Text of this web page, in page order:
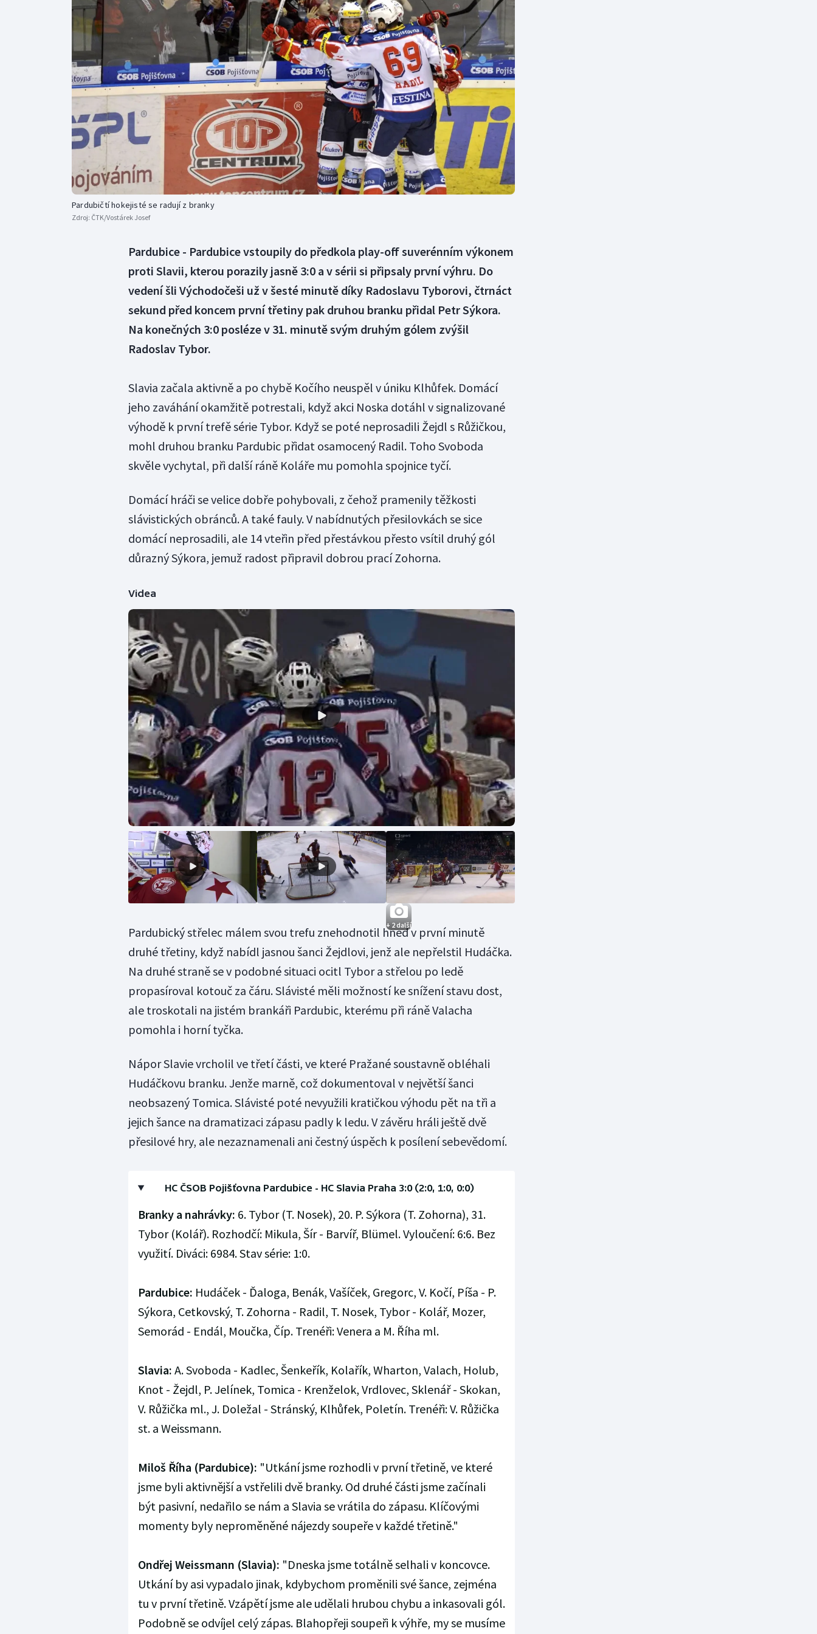
Curling
Dostihy
Florbal
Futsal
Golf
Gymnastika
Moderní pětiboj
Motorsport
Olympijské hry
Parasport
Plavání
Plážový volejbal
Triatlon
Veslování
Vodní slalom
Volejbal
Ostatní
Pardubičtí hokejisté se radují z branky
Zdroj: ČTK/Vostárek Josef
Pardubice - Pardubice vstoupily do předkola play-off suverénním výkonem
proti Slavii, kterou porazily jasně 3:0 a v sérii si připsaly první výhru. Do
vedení šli Východočeši už v šesté minutě díky Radoslavu Tyborovi, čtrnáct
sekund před koncem první třetiny pak druhou branku přidal Petr Sýkora.
Na konečných 3:0 posléze v 31. minutě svým druhým gólem zvýšil
Radoslav Tybor.
Slavia začala aktivně a po chybě Kočího neuspěl v úniku Klhůfek. Domácí
jeho zaváhání okamžitě potrestali, když akci Noska dotáhl v signalizované
výhodě k první trefě série Tybor. Když se poté neprosadili Žejdl s Růžičkou,
mohl druhou branku Pardubic přidat osamocený Radil. Toho Svoboda
skvěle vychytal, při další ráně Koláře mu pomohla spojnice tyčí.
Domácí hráči se velice dobře pohybovali, z čehož pramenily těžkosti
slávistických obránců. A také fauly. V nabídnutých přesilovkách se sice
domácí neprosadili, ale 14 vteřin před přestávkou přesto vsítil druhý gól
důrazný Sýkora, jemuž radost připravil dobrou prací Zohorna.
Videa
+ 2 další
Pardubický střelec málem svou trefu znehodnotil hned v první minutě
druhé třetiny, když nabídl jasnou šanci Žejdlovi, jenž ale nepřelstil Hudáčka.
Na druhé straně se v podobné situaci ocitl Tybor a střelou po ledě
propasíroval kotouč za čáru. Slávisté měli možností ke snížení stavu dost,
ale troskotali na jistém brankáři Pardubic, kterému při ráně Valacha
pomohla i horní tyčka.
Nápor Slavie vrcholil ve třetí části, ve které Pražané soustavně obléhali
Hudáčkovu branku. Jenže marně, což dokumentoval v největší šanci
neobsazený Tomica. Slávisté poté nevyužili kratičkou výhodu pět na tři a
jejich šance na dramatizaci zápasu padly k ledu. V závěru hráli ještě dvě
přesilové hry, ale nezaznamenali ani čestný úspěch k posílení sebevědomí.
HC ČSOB Pojišťovna Pardubice - HC Slavia Praha 3:0 (2:0, 1:0, 0:0)
Branky a nahrávky: 6. Tybor (T. Nosek), 20. P. Sýkora (T. Zohorna), 31.
Tybor (Kolář). Rozhodčí: Mikula, Šír - Barvíř, Blümel. Vyloučení: 6:6. Bez
využití. Diváci: 6984. Stav série: 1:0.
Pardubice: Hudáček - Ďaloga, Benák, Vašíček, Gregorc, V. Kočí, Píša - P.
Sýkora, Cetkovský, T. Zohorna - Radil, T. Nosek, Tybor - Kolář, Mozer,
Semorád - Endál, Moučka, Číp. Trenéři: Venera a M. Říha ml.
Slavia: A. Svoboda - Kadlec, Šenkeřík, Kolařík, Wharton, Valach, Holub,
Knot - Žejdl, P. Jelínek, Tomica - Krenželok, Vrdlovec, Sklenář - Skokan,
V. Růžička ml., J. Doležal - Stránský, Klhůfek, Poletín. Trenéři: V. Růžička
st. a Weissmann.
Miloš Říha (Pardubice): "Utkání jsme rozhodli v první třetině, ve které
jsme byli aktivnější a vstřelili dvě branky. Od druhé části jsme začínali
být pasivní, nedařilo se nám a Slavia se vrátila do zápasu. Klíčovými
momenty byly neproměněné nájezdy soupeře v každé třetině."
Ondřej Weissmann (Slavia): "Dneska jsme totálně selhali v koncovce.
Utkání by asi vypadalo jinak, kdybychom proměnili své šance, zejména
tu v první třetině. Vzápětí jsme ale udělali hrubou chybu a inkasovali gól.
Podobně se odvíjel celý zápas. Blahopřeji soupeři k výhře, my se musíme